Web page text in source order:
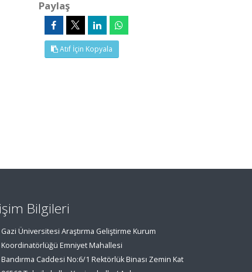
Paylaş
Atıf İçin Kopyala
Bilgileri
Gazi Üniversitesi Araştırma Geliştirme Kurum
Koordinatörlüğü Emniyet Mahallesi
Bandırma Caddesi No:6/1 Rektörlük Binası Zemin Kat